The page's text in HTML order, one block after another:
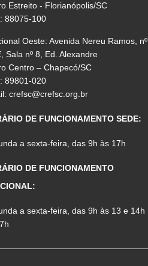
Estreito - Florianópolis/SC
88075-100
Oeste: Avenida Nereu Ramos, nº
Sala nº 8, Ed. Alexandre
Centro – Chapecó/SC
89801-020
crefsc@crefsc.org.br
DE FUNCIONAMENTO SEDE:
a sexta-feira, das 9h às 17h
DE FUNCIONAMENTO
a sexta-feira, das 9h às 13 e 14h